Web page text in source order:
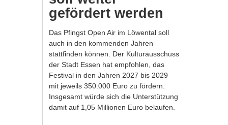
gefördert werden
Das Pfingst Open Air im Löwental soll
auch in den kommenden Jahren
stattfinden können. Der Kulturausschuss
der Stadt Essen hat empfohlen, das
Festival in den Jahren 2027 bis 2029
mit jeweils 350.000 Euro zu fördern.
Insgesamt würde sich die Unterstützung
damit auf 1,05 Millionen Euro belaufen.